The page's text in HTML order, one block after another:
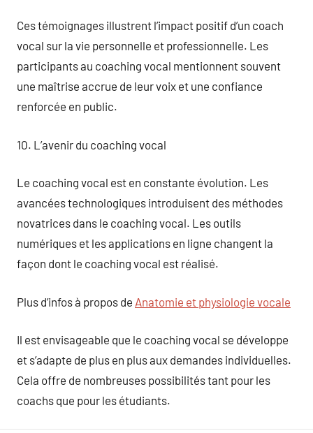
Ces témoignages illustrent l’impact positif d’un coach
vocal sur la vie personnelle et professionnelle. Les
participants au coaching vocal mentionnent souvent
une maîtrise accrue de leur voix et une confiance
renforcée en public.
10. L’avenir du coaching vocal
Le coaching vocal est en constante évolution. Les
avancées technologiques introduisent des méthodes
novatrices dans le coaching vocal. Les outils
numériques et les applications en ligne changent la
façon dont le coaching vocal est réalisé.
Plus d’infos à propos de Anatomie et physiologie vocale
Il est envisageable que le coaching vocal se développe
et s’adapte de plus en plus aux demandes individuelles.
Cela offre de nombreuses possibilités tant pour les
coachs que pour les étudiants.